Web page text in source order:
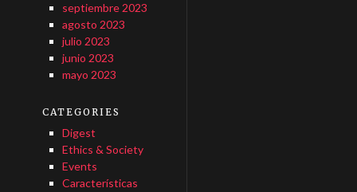
septiembre 2023
agosto 2023
julio 2023
junio 2023
mayo 2023
CATEGORIES
Digest
Ethics & Society
Events
Características